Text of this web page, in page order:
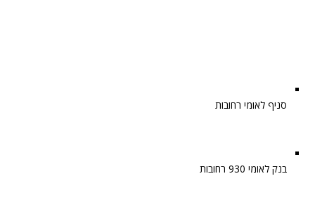
סניף לאומי רחובות
בנק לאומי 930 רחובות